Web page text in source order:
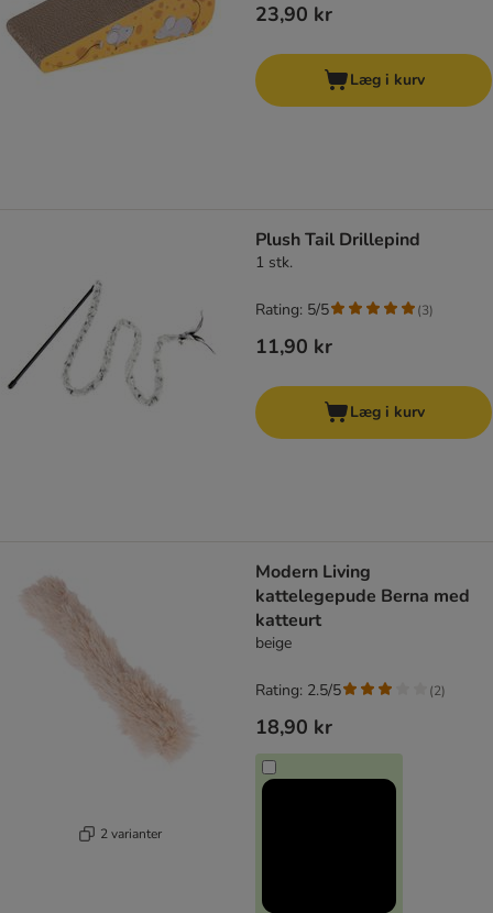
23,90 kr
Læg i kurv
Plush Tail Drillepind
1 stk.
11,90 kr
Rating: 5/5 (3)
Læg i kurv
2 varianter
Modern Living
kattelegepude Berna med
katteurt
beige
18,90 kr
Rating: 2.5/5 (2)